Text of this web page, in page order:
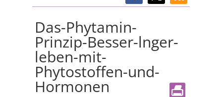
Das-Phytamin-
Prinzip-Besser-lnger-
leben-mit-
Phytostoffen-und-
Hormonen